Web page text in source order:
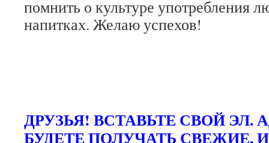
помнить о культуре употребления
напитках. Желаю успехов!
ДРУЗЬЯ! ВСТАВЬТЕ СВОЙ ЭЛ.
БУДЕТЕ ПОЛУЧАТЬ СВЕЖИЕ,